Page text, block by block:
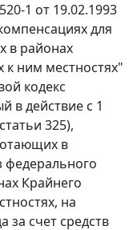
1 от 19.02.1993
для
в районах
ним местностях"
кодекс
в действие с 1
325),
в
федерального
Крайнего
на
за счет средств